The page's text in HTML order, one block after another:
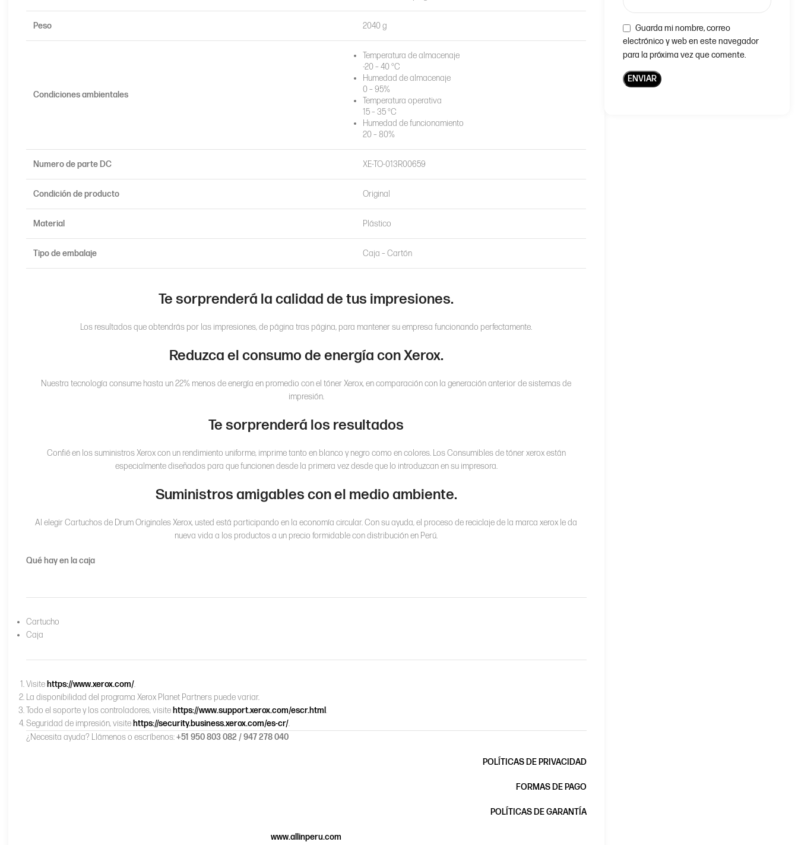
Peso 2040 g
Condiciones ambientales
Temperatura de almacenaje
-20 – 40 °C
Humedad de almacenaje
0 – 95%
Temperatura operativa
15 – 35 °C
Humedad de funcionamiento
20 – 80%
Numero de parte DC XE-TO-013R00659
Condición de producto Original
Material Plástico
Tipo de embalaje Caja – Cartón
Te sorprenderá la calidad de tus impresiones.
Los resultados que obtendrás por las impresiones, de página tras página, para mantener su empresa funcionando perfectamente.
Reduzca el consumo de energía con Xerox.
Nuestra tecnología consume hasta un 22% menos de energía en promedio con el tóner Xerox, en comparación con la generación anterior de sistemas de
impresión.
Te sorprenderá los resultados
Confié en los suministros Xerox con un rendimiento uniforme, imprime tanto en blanco y negro como en colores. Los Consumibles de tóner xerox están
especialmente diseñados para que funcionen desde la primera vez desde que lo introduzcan en su impresora.
Suministros amigables con el medio ambiente.
Al elegir Cartuchos de Drum Originales Xerox, usted está participando en la economía circular. Con su ayuda, el proceso de reciclaje de la marca xerox le da
nueva vida a los productos a un precio formidable con distribución en Perú.
Qué hay en la caja
Cartucho
Caja
Visite https://www.xerox.com/.
La disponibilidad del programa Xerox Planet Partners puede variar.
Todo el soporte y los controladores, visite https://www.support.xerox.com/escr.html .
Seguridad de impresión, visite https://security.business.xerox.com/es-cr/.
¿Necesita ayuda? Llámenos o escríbenos:+51 950 803 082 / 947 278 040
POLÍTICAS DE PRIVACIDAD
FORMAS DE PAGO
POLÍTICAS DE GARANTÍA
www.allinperu.com
Guarda mi nombre, correo
electrónico y web en este navegador
para la próxima vez que comente.